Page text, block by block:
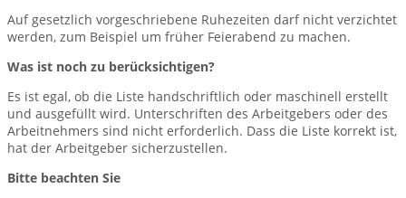
Auf gesetzlich vorgeschriebene Ruhezeiten darf nicht verzichtet
werden, zum Beispiel um früher Feierabend zu machen.
Was ist noch zu berücksichtigen?
Es ist egal, ob die Liste handschriftlich oder maschinell erstellt
und ausgefüllt wird. Unterschriften des Arbeitgebers oder des
Arbeitnehmers sind nicht erforderlich. Dass die Liste korrekt ist,
hat der Arbeitgeber sicherzustellen.
Bitte beachten Sie